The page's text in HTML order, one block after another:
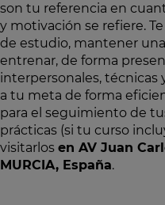
son tu referencia en
y motivación se refiere.
de estudio, mantener
entrenar, de forma
interpersonales, técnicas
a tu meta de forma
para el seguimiento de
prácticas (si tu curso
visitarlos en AV Juan
MURCIA, España.